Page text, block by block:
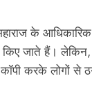
के
किए जाते हैं।
कॉपी करके लोगों से